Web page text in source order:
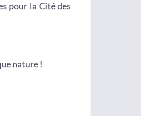
pour la Cité des
nature !